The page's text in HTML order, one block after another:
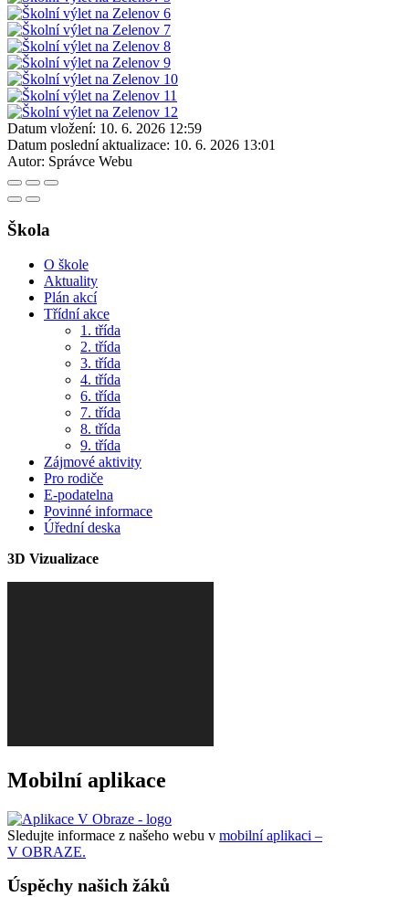
Datum vložení: 10. 6. 2026 12:59
Datum poslední aktualizace: 10. 6. 2026 13:01
Autor: Správce Webu
Škola
O škole
Aktuality
Plán akcí
Třídní akce
1. třída
2. třída
3. třída
4. třída
6. třída
7. třída
8. třída
9. třída
Zájmové aktivity
Pro rodiče
E-podatelna
Povinné informace
Úřední deska
3D Vizualizace
Mobilní aplikace
Sledujte informace z našeho webu v mobilní aplikaci –
V OBRAZE.
Úspěchy našich žáků